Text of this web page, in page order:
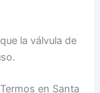
la válvula de
en Santa